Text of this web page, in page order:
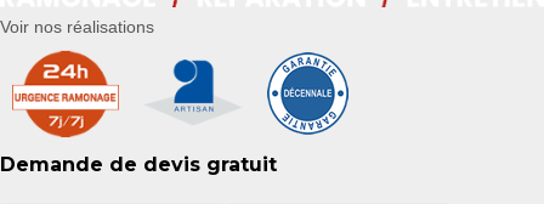
Voir nos réalisations
Demande de devis gratuit